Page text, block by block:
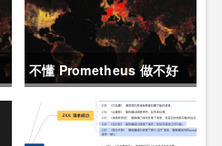
不懂 Prometheus 做不好
运维？那就来看这一篇干货
吧。